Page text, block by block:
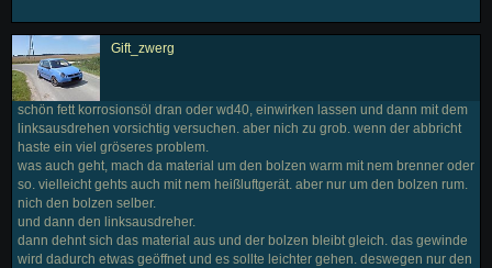
Gift_zwerg
schön fett korrosionsöl dran oder wd40, einwirken lassen und dann mit dem
linksausdrehen vorsichtig versuchen. aber nich zu grob. wenn der abbricht
haste ein viel gröseres problem.
was auch geht, mach da material um den bolzen warm mit nem brenner oder
so. vielleicht gehts auch mit nem heißluftgerät. aber nur um den bolzen rum.
nich den bolzen selber.
und dann den linksausdreher.
dann dehnt sich das material aus und der bolzen bleibt gleich. das gewinde
wird dadurch etwas geöffnet und es sollte leichter gehen. deswegen nur den